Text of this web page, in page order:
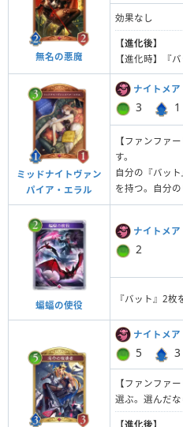
無名の悪魔
効果なし
【進化後】
【進化時】『
ミッドナイトヴァン
パイア・エラル
ナイトメア
3 1
【ファンファ
す。
自分の『バッ
を持つ。自分の
蝙蝠の使役
ナイトメア
2
『バット』2枚
ナイトメア
5 3
【ファンファ
選ぶ。選んだな
【進化後】